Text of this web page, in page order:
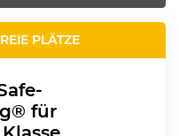
PLÄTZE
für